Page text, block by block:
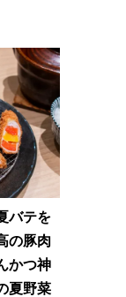
バテを
の豚肉
かつ神
夏野菜